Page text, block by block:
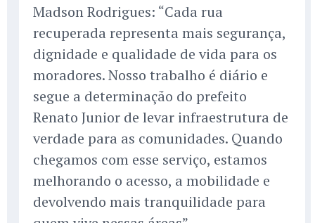
Madson Rodrigues: “Cada rua
recuperada representa mais segurança,
dignidade e qualidade de vida para os
moradores. Nosso trabalho é diário e
segue a determinação do prefeito
Renato Junior de levar infraestrutura de
verdade para as comunidades. Quando
chegamos com esse serviço, estamos
melhorando o acesso, a mobilidade e
devolvendo mais tranquilidade para